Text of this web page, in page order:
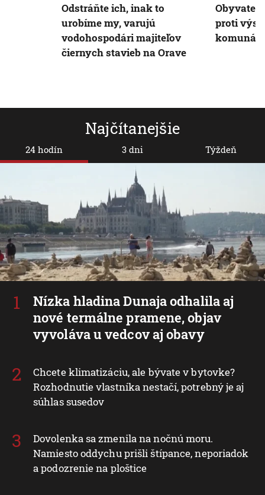
Najčítanejšie
24 hodín
Nízka hladina Dunaja odhalila aj
nové termálne pramene, objav
vyvoláva u vedcov aj obavy
Chcete klimatizáciu, ale bývate v bytovke?
Rozhodnutie vlastníka nestačí, potrebný je aj
súhlas susedov
Dovolenka sa zmenila na nočnú moru.
Namiesto oddychu prišli štípance, neporiadok
a podozrenie na ploštice
3 dni Týždeň
Odstráňte ich, inak to
urobíme my, varujú
vodohospodári majiteľov
čiernych stavieb na Orave
proti